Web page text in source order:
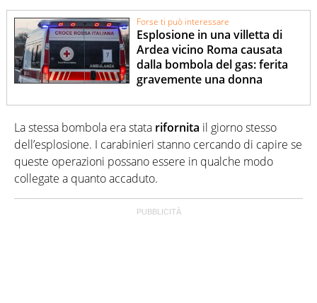
Forse ti può interessare
Esplosione in una villetta di
Ardea vicino Roma causata
dalla bombola del gas: ferita
gravemente una donna
La stessa bombola era stata rifornita il giorno stesso
dell’esplosione. I carabinieri stanno cercando di capire se
queste operazioni possano essere in qualche modo
collegate a quanto accaduto.